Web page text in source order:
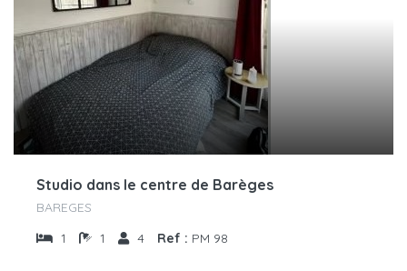
Studio dans le centre de Barèges
BAREGES
1
1 4 Ref : PM 98